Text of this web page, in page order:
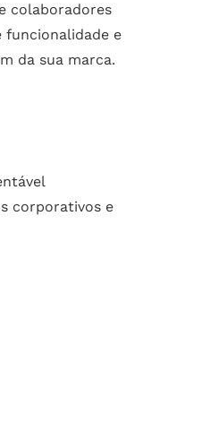
colaboradores
funcionalidade e
da sua marca.
corporativos e